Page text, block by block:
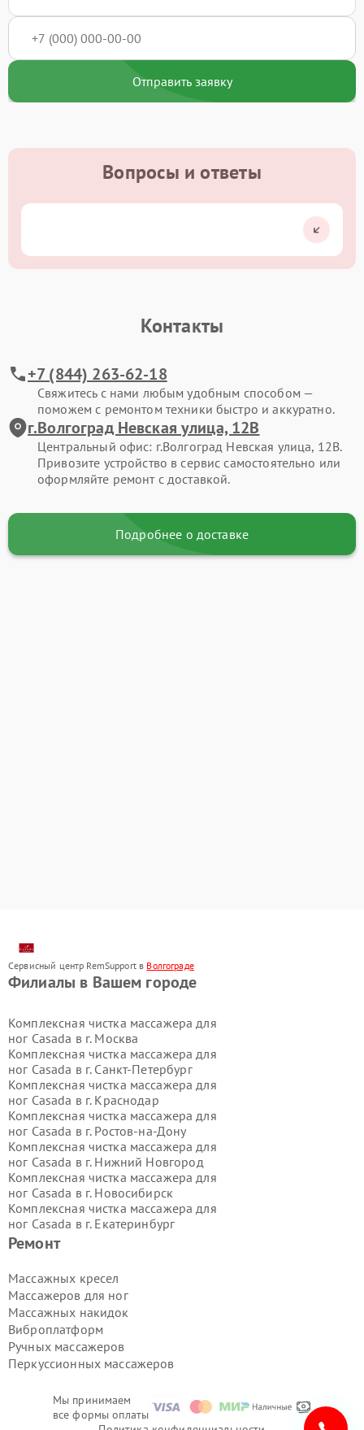
Отправить заявку
Вопросы и ответы
Контакты
+7 (844) 263-62-18
Свяжитесь с нами любым удобным способом —
поможем с ремонтом техники быстро и аккуратно.
г.Волгоград Невская улица, 12В
Центральный офис: г.Волгоград Невская улица, 12В.
Привозите устройство в сервис самостоятельно или
оформляйте ремонт с доставкой.
Подробнее о доставке
Сервисный центр RemSupport в Волгограде
Мы принимаем
все формы оплаты
Ремонт
Массажных кресел
Массажеров для ног
Массажных накидок
Виброплатформ
Ручных массажеров
Перкуссионных массажеров
Филиалы в Вашем городе
Комплексная чистка массажера для
ног Casada в г. Москва
Комплексная чистка массажера для
ног Casada в г. Санкт-Петербург
Комплексная чистка массажера для
ног Casada в г. Краснодар
Комплексная чистка массажера для
ног Casada в г. Ростов-на-Дону
Комплексная чистка массажера для
ног Casada в г. Нижний Новгород
Комплексная чистка массажера для
ног Casada в г. Новосибирск
Комплексная чистка массажера для
ног Casada в г. Екатеринбург
Комплексная чистка массажера для
Комплексная чистка массажера для
ног Casada в г.Воронеж
Комплексная чистка массажера для
ног Casada в г.Волгоград
Комплексная чистка массажера для
ног Casada в г.Самара
Комплексная чистка массажера для
Комплексная чистка массажера для
ног Casada в г.Красноярск
Комплексная чистка массажера для